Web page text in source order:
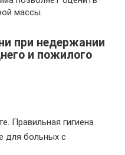
массы.
при недержании
и пожилого
Правильная гигиена
для больных с